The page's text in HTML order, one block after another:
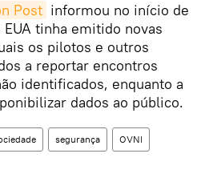
Post informou no início de
tinha emitido novas
os pilotos e outros
a reportar encontros
identificados, enquanto a
dados ao público.
segurança OVNI